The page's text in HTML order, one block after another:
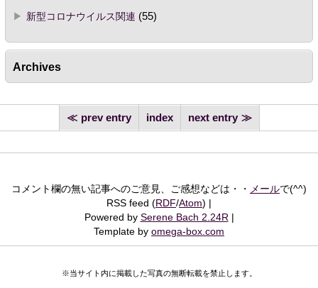
新型コロナウイルス関連 (55)
Archives
prev entry index next entry
コメント欄の無い記事へのご意見、ご感想などは・・ メールで(^^)
RSS feed (RDF/Atom)
Powered by Serene Bach 2.24R
Template by omega-box.com
※当サイト内に掲載した写真の無断転載を禁止します。